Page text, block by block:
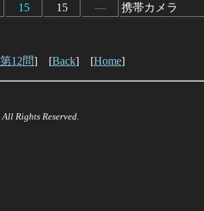
15 15 ― 携帯カメラ
12問] [Back] [Home]
Rights Reserved.